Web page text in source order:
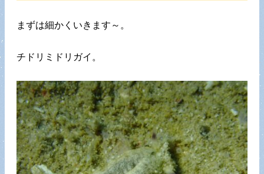
まずは細かくいきます～。
チドリミドリガイ。